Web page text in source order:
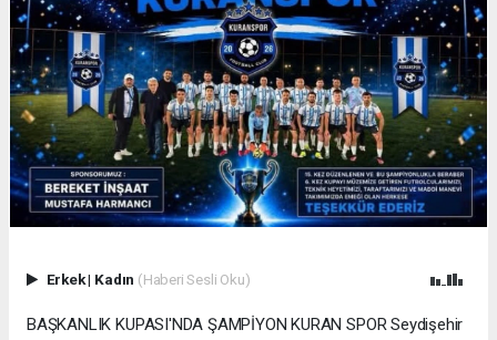
Erkek| Kadın (Haberi Sesli Oku)
BAŞKANLIK KUPASI'NDA ŞAMPİYON KURAN SPOR Seydişehir